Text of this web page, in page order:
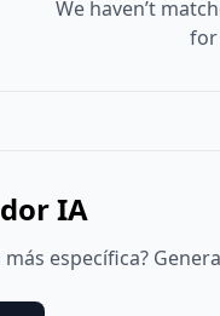
We haven’t
for
IA
específica?